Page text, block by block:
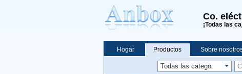
Co.
¡Todas las
Hogar Productos Sobre
Compras en línea